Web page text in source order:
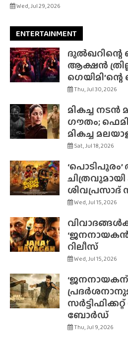
Wed, Jul 29, 2026
ENTERTAINMENT
ദുൽഖറിന്റെ
ആക്ഷൻ
Thu, Jul 30, 2026
മികച്ച നടൻ
ഗൗതം;
മികച്ച
Sat, Jul 18, 2026
ശിവപ്രസാദ്
Wed, Jul 15, 2026
റിലീസ്
Wed, Jul 15, 2026
ബോർഡ്
Thu, Jul 9, 2026